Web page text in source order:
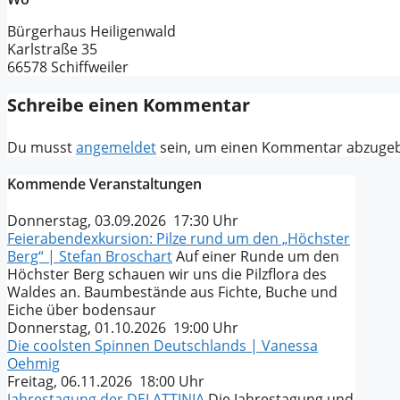
Bürgerhaus Heiligenwald
Karlstraße 35
66578 Schiffweiler
Schreibe einen Kommentar
Du musstangemeldetsein, um einen Kommentar
Kommende Veranstaltungen
Donnerstag, 03.09.2026 17:30 Uhr
Feierabendexkursion: Pilze rund um den „Höchster
Berg“ | Stefan BroschartAuf einer Runde um den
Höchster Berg schauen wir uns die Pilzflora des
Waldes an. Baumbestände aus Fichte, Buche und
Eiche über bodensaur
Donnerstag, 01.10.2026 19:00 Uhr
Die coolsten Spinnen Deutschlands | Vanessa
Oehmig
Freitag, 06.11.2026 18:00 Uhr